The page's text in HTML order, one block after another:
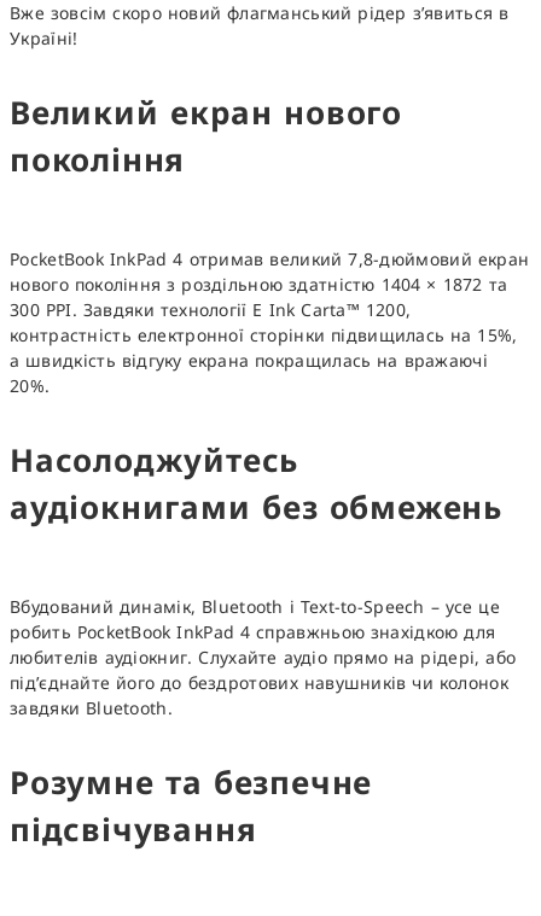
Вже зовсім скоро новий флагманський рідер з’явиться в
Україні!
Великий екран нового
покоління
PocketBook InkPad 4 отримав великий 7,8-дюймовий екран
нового покоління з роздільною здатністю 1404 × 1872 та
300 PPI. Завдяки технології E Ink Carta™ 1200,
контрастність електронної сторінки підвищилась на 15%,
а швидкість відгуку екрана покращилась на вражаючі
20%.
Насолоджуйтесь
аудіокнигами без обмежень
Вбудований динамік, Bluetooth і Text-to-Speech – усе це
робить PocketBook InkPad 4 справжньою знахідкою для
любителів аудіокниг. Слухайте аудіо прямо на рідері, або
під’єднайте його до бездротових навушників чи колонок
завдяки Bluetooth.
Розумне та безпечне
підсвічування